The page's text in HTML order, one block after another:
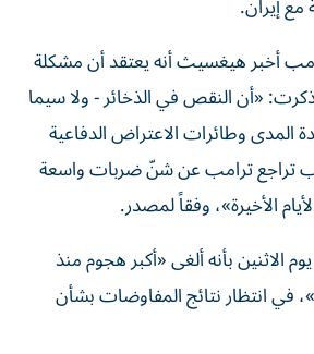
أخبر هيغسيث أنه يعتقد أن مشكلة
«أن النقص في الذخائر - ولا سيما
المدى وطائرات الاعتراض الدفاعية
تراجع ترامب عن شنّ ضربات واسعة
الأخيرة»، وفقاً لمصدر.
الاثنين بأنه ألغى «أكبر هجوم منذ
في انتظار نتائج المفاوضات بشأن